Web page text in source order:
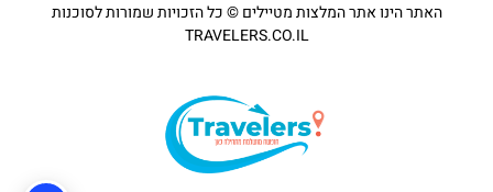
האתר הינו אתר המלצות מטיילים © כל הזכויות שמורות לסוכנות
TRAVELERS.CO.IL